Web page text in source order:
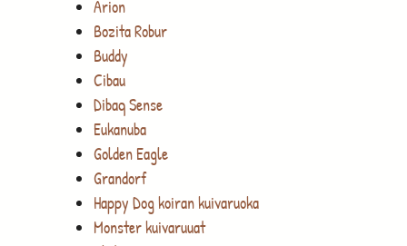
Arion
Bozita Robur
Buddy
Cibau
Dibaq Sense
Eukanuba
Golden Eagle
Grandorf
Happy Dog koiran kuivaruoka
Monster kuivaruuat